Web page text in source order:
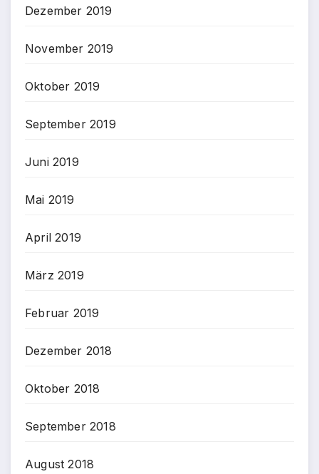
Dezember 2019
November 2019
Oktober 2019
September 2019
Juni 2019
Mai 2019
April 2019
März 2019
Februar 2019
Dezember 2018
Oktober 2018
September 2018
August 2018